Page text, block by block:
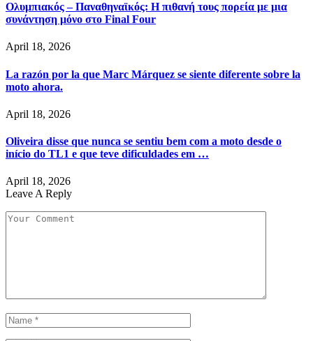
Ολυμπιακός – Παναθηναϊκός: Η πιθανή τους πορεία με μια
συνάντηση μόνο στο Final Four
April 18, 2026
La razón por la que Marc Márquez se siente diferente sobre la
moto ahora.
April 18, 2026
Oliveira disse que nunca se sentiu bem com a moto desde o
início do TL1 e que teve dificuldades em …
April 18, 2026
Leave A Reply